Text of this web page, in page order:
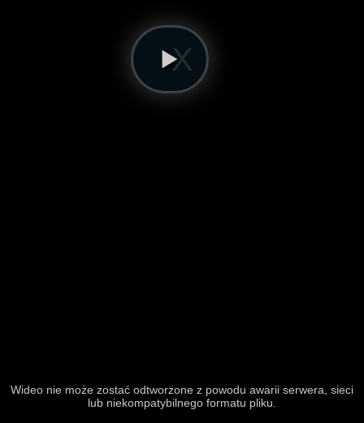
Wideo nie może zostać odtworzone z powodu awarii serwera, sieci
lub niekompatybilnego formatu pliku.